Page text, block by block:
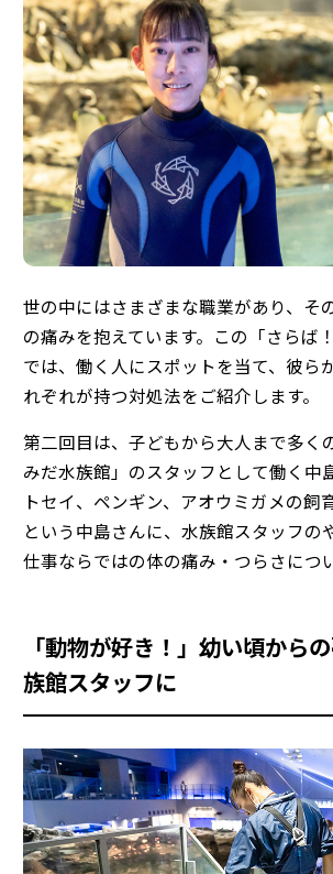
世の中にはさまざまな職業があり、そ
の痛みを抱えています。この「さらば
では、働く人にスポットを当て、彼ら
れぞれが持つ対処法をご紹介します。
第二回目は、子どもから大人まで多く
みだ水族館」のスタッフとして働く中
トセイ、ペンギン、アオウミガメの飼
という中島さんに、水族館スタッフの
仕事ならではの体の痛み・つらさにつ
「動物が好き！」幼い頃から
族館スタッフに